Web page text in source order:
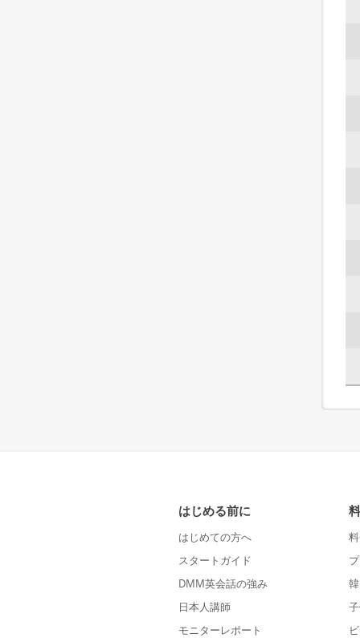
はじめる前に
はじめての方へ
スタートガイド
DMM英会話の強み
日本人講師
モニターレポート